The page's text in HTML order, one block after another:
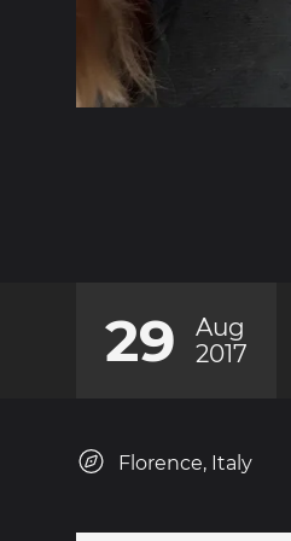
29
Aug
2017
Florence, Italy